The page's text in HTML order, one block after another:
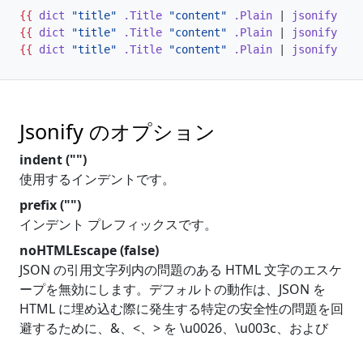
{{ dict "title" .Title "content" .Plain | jsonify
{{
dict "title" .Title "content" .Plain | jsonify
{{
dict "title" .Title "content" .Plain | jsonify
Jsonify のオプション
indent ("")
使用するインデントです。
prefix ("")
インデント プレフィックスです。
noHTMLEscape (false)
JSON の引用文字列内の問題のある HTML 文字のエスケ
ープを無効にします。デフォルトの動作は、JSON を
HTML に埋め込む際に発生する特定の安全性の問題を回
避するために、&、<、> を \u0026、\u003c、および